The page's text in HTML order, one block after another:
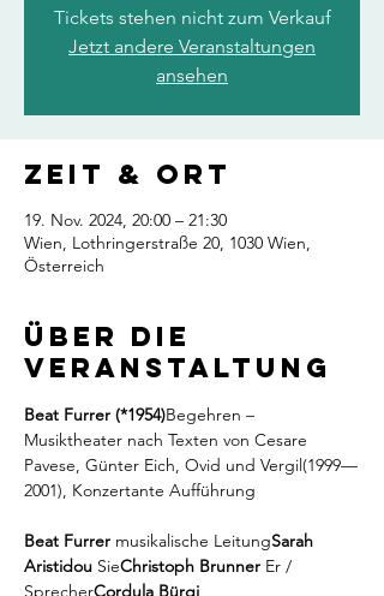
Tickets stehen nicht zum Verkauf
Jetzt andere Veranstaltungen
ansehen
Zeit & Ort
19. Nov. 2024, 20:00 – 21:30
Wien, Lothringerstraße 20, 1030 Wien,
Österreich
Über die
Veranstaltung
Beat Furrer (*1954)Begehren –
Musiktheater nach Texten von Cesare
Pavese, Günter Eich, Ovid und Vergil(1999—
2001), Konzertante Aufführung
Beat Furrer musikalische LeitungSarah
Aristidou SieChristoph Brunner Er /
SprecherCordula Bürgi